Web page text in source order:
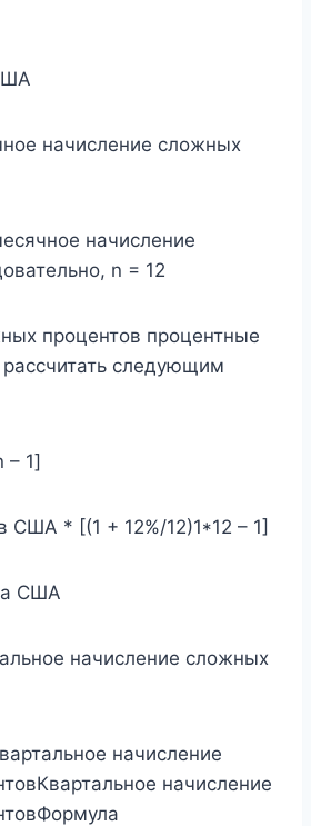
начисление сложных
начисление
n = 12
процентов процентные
следующим
– 1]
США * [(1 + 12%/12)1*12 – 1]
США
начисление сложных
начисление
начисление